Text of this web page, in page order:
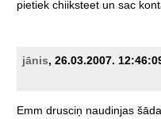
pietiek chiiksteet un sac
jānis, 26.03.2007.
Emm drusciņ naudinjas